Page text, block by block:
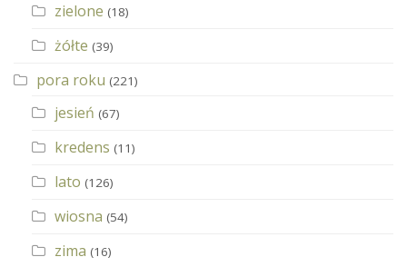
zielone (18)
żółte (39)
pora roku (221)
jesień (67)
kredens (11)
lato (126)
wiosna (54)
zima (16)